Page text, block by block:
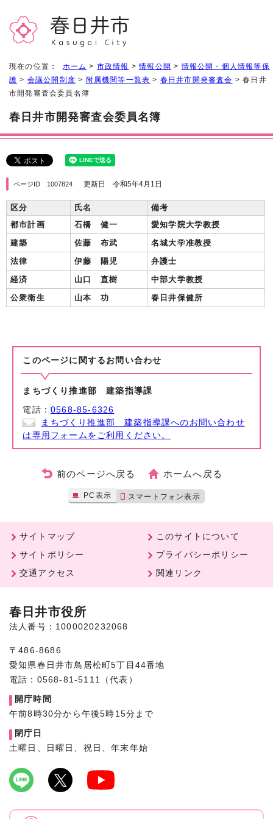
現在の位置： ホーム > 市政情報 >情報公開 >情報公開・個人情報等保
護 > 会議公開制度 > 附属機関等一覧表 > 春日井市開発審査会 > 春日井
市開発審査会委員名簿
春日井市開発審査会委員名簿
ページID 1007824 更新日 令和5年4月1日
区分 氏名
備考
都市計画
石橋 健一
愛知学院大学教授
建築
佐藤 布武
名城大学准教授
法律
伊藤 陽児
弁護士
経済
山口 直樹
中部大学教授
公衆衛生
山本 功 春日井保健所
このページに関する お問い合わせ
まちづくり推進部 建築指導課
電話：0568-85-6326
まちづくり推進部 建築指導課へのお問い合わせ
は専用フォームをご利用ください。
前のページへ戻る ホームへ戻る
PC表示 スマートフォン表示
サイトマップ
このサイトについて
サイトポリシー
プライバシーポリシー
交通アクセス
関連リンク
春日井市役所
法人番号：1000020232068
〒486-8686
愛知県春日井市鳥居松町5丁目44番地
電話：0568-81-5111（代表）
開庁時間
午前8時30分から午後5時15分まで
閉庁日
土曜日、日曜日、祝日、年末年始